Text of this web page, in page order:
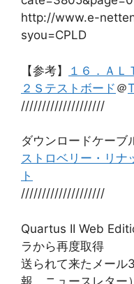
http://www.e-
syou=CPLD
【参考】
１６．Ａ
２Ｓテストボード ＠
////////////////////
ダウンロードケーブ
ストロベリー・リナ
ト
////////////////////
Quartus II Web
ラから再度取得
送られて来たメール
報、ニュースレター）